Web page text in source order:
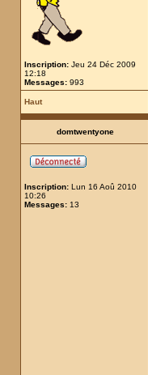
Inscription: Jeu 24 Déc 2009
12:18
Messages: 993
Haut
domtwentyone
Inscription: Lun 16 Aoû 2010
10:26
Messages: 13